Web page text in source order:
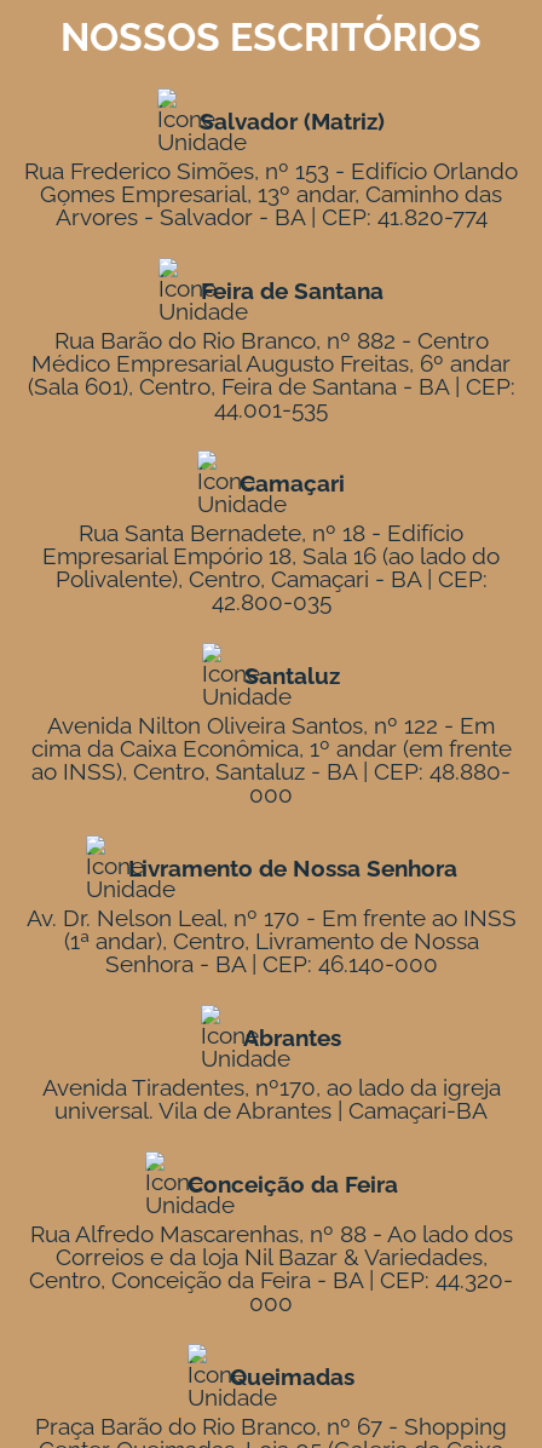
NOSSOS ESCRITÓRIOS
Salvador (Matriz)
Rua Frederico Simões, nº 153 - Edifício Orlando
Gomes Empresarial, 13º andar, Caminho das
Árvores - Salvador - BA | CEP: 41.820-774
Feira de Santana
Rua Barão do Rio Branco, nº 882 - Centro
Médico Empresarial Augusto Freitas, 6º andar
(Sala 601), Centro, Feira de Santana - BA | CEP:
44.001-535
Camaçari
Rua Santa Bernadete, nº 18 - Edifício
Empresarial Empório 18, Sala 16 (ao lado do
Polivalente), Centro, Camaçari - BA | CEP:
42.800-035
Santaluz
Avenida Nilton Oliveira Santos, nº 122 - Em
cima da Caixa Econômica, 1º andar (em frente
ao INSS), Centro, Santaluz - BA | CEP: 48.880-
000
Livramento de Nossa Senhora
Av. Dr. Nelson Leal, nº 170 - Em frente ao INSS
(1ª andar), Centro, Livramento de Nossa
Senhora - BA | CEP: 46.140-000
Abrantes
Avenida Tiradentes, nº170, ao lado da igreja
universal. Vila de Abrantes | Camaçari-BA
Conceição da Feira
Rua Alfredo Mascarenhas, nº 88 - Ao lado dos
Correios e da loja Nil Bazar & Variedades,
Centro, Conceição da Feira - BA | CEP: 44.320-
000
Queimadas
Praça Barão do Rio Branco, nº 67 - Shopping